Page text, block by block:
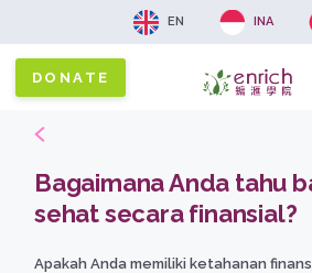
EN INA
DONATE
Bagaimana Anda tahu
sehat secara finansial?
Apakah Anda memiliki ketahanan